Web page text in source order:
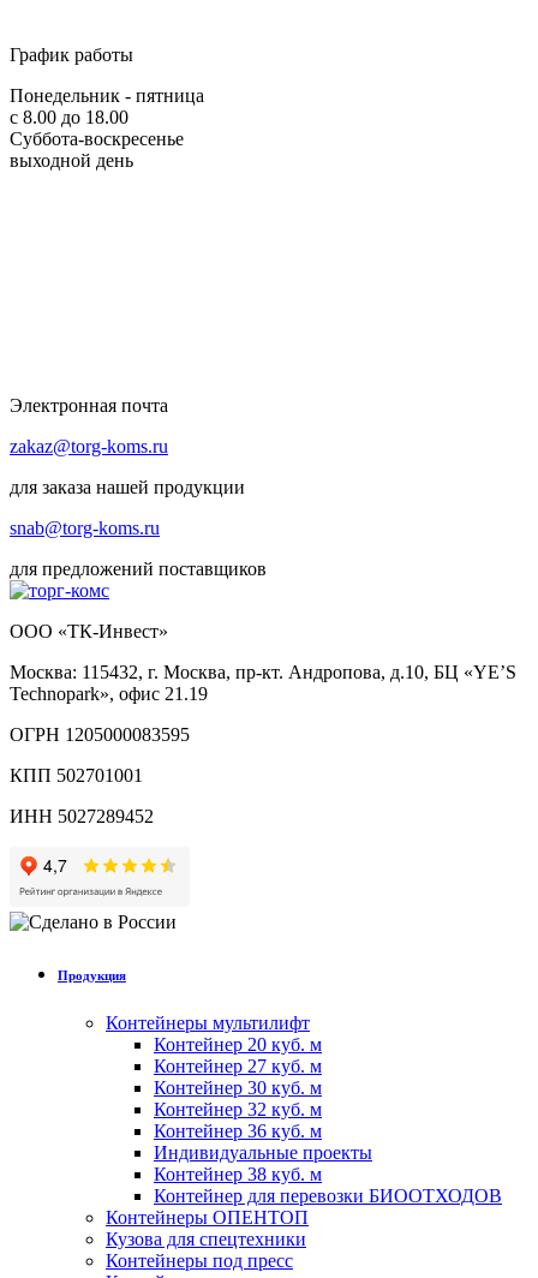
График работы
Понедельник - пятница
с 8.00 до 18.00
Суббота-воскресенье
выходной день
Электронная почта
zakaz@torg-koms.ru
для заказа нашей продукции
snab@torg-koms.ru
для предложений поставщиков
ООО «ТК-Инвест»
Москва: 115432, г. Москва, пр-кт. Андропова, д.10, БЦ «YE’S
Technopark», офис 21.19
ОГРН 1205000083595
КПП 502701001
ИНН 5027289452
Продукция
Контейнеры мультилифт
Контейнер 20 куб. м
Контейнер 27 куб. м
Контейнер 30 куб. м
Контейнер 32 куб. м
Контейнер 36 куб. м
Индивидуальные проекты
Контейнер 38 куб. м
Контейнер для перевозки БИООТХОДОВ
Контейнеры ОПЕНТОП
Кузова для спецтехники
Контейнеры под пресс